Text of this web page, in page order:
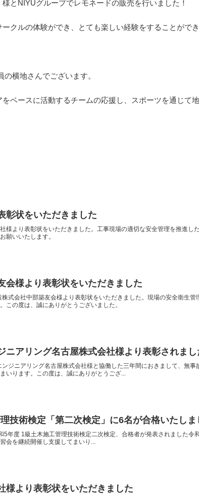
とNIYUグループでレモネードの販売を行いました！
クルの体験ができ、とても楽しい経験をすることができ
横地さんでございます。
ベースに活動するチームの応援し、スポーツを通じて
彰状をいただきました
様より表彰状をいただきました。工事現場の適切な安全管理を推進
願いいたします。
会様より表彰状をいただきました
式会社中部築友会様より表彰状をいただきました。現場の安全衛生
この度は、誠にありがとうございました。
ニアリング名古屋株式会社様より表彰されまし
ジニアリング名古屋株式会社様と協働した三年間におきまして、無
いります。この度は、誠にありがとうござ...
技術検定「第二次検定」に6名が合格いたしま
年度 1級土木施工管理技術検定二次検定、合格者が発表されました令
会を継続開催し支援してまいり...
様より表彰状をいただきました